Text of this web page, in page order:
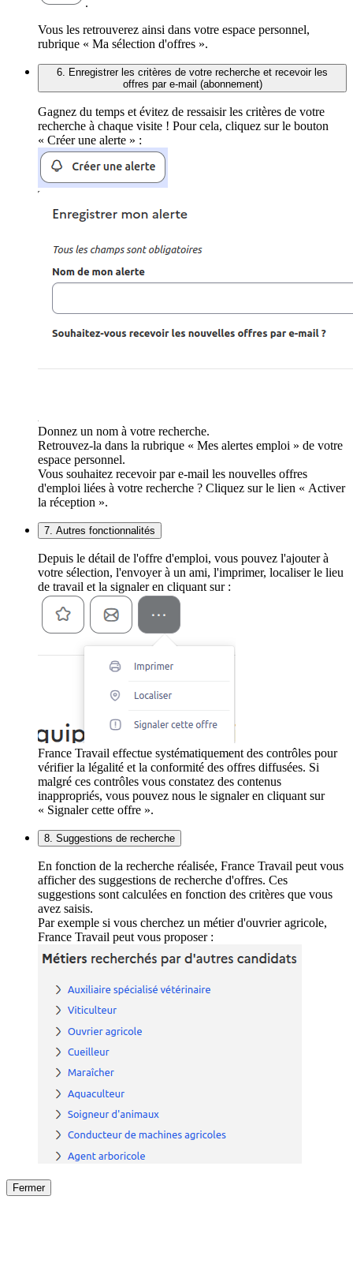
.
Vous les retrouverez ainsi dans votre espace personnel,
rubrique « Ma sélection d'offres ».
6. Enregistrer les critères de votre recherche et recevoir les
offres par e-mail (abonnement)
Gagnez du temps et évitez de ressaisir les critères de votre
recherche à chaque visite ! Pour cela, cliquez sur le bouton
« Créer une alerte » :
Donnez un nom à votre recherche.
Retrouvez-la dans la rubrique « Mes alertes emploi » de votre
espace personnel.
Vous souhaitez recevoir par e-mail les nouvelles offres
d'emploi liées à votre recherche ? Cliquez sur le lien « Activer
la réception ».
7. Autres fonctionnalités
Depuis le détail de l'offre d'emploi, vous pouvez l'ajouter à
votre sélection, l'envoyer à un ami, l'imprimer, localiser le lieu
de travail et la signaler en cliquant sur :
France Travail effectue systématiquement des contrôles pour
vérifier la légalité et la conformité des offres diffusées. Si
malgré ces contrôles vous constatez des contenus
inappropriés, vous pouvez nous le signaler en cliquant sur
« Signaler cette offre ».
8. Suggestions de recherche
En fonction de la recherche réalisée, France Travail peut vous
afficher des suggestions de recherche d'offres. Ces
suggestions sont calculées en fonction des critères que vous
avez saisis.
Par exemple si vous cherchez un métier d'ouvrier agricole,
France Travail peut vous proposer :
Fermer